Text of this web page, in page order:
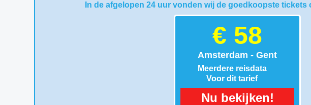
In de afgelopen 24 uur vonden wij de goedkoopste tickets
€ 58
Amsterdam - Gent
Meerdere reisdata
Voor dit tarief
Nu bekijken!